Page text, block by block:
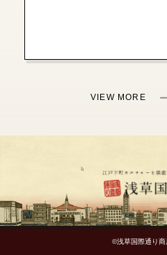
VIEW MORE
©浅草国際通り商